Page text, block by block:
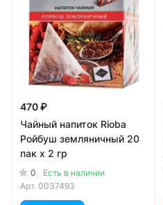
470 ₽
Чайный напиток Rioba
Ройбуш земляничный 20
пак х 2 гр
0
Есть в наличии
Арт. 0037493